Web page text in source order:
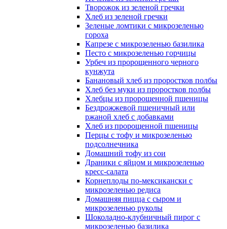
Творожок из зеленой гречки
Хлеб из зеленой гречки
Зеленые ломтики с микрозеленью
гороха
Капрезе с микрозеленью базилика
Песто с микрозеленью горчицы
Урбеч из пророщенного черного
кунжута
Банановый хлеб из проростков полбы
Хлеб без муки из проростков полбы
Хлебцы из пророщенной пшеницы
Бездрожжевой пшеничный или
ржаной хлеб с добавками
Хлеб из пророщенной пшеницы
Перцы с тофу и микрозеленью
подсолнечника
Домашний тофу из сои
Драники с яйцом и микрозеленью
кресс-салата
Корнеплоды по-мексикански с
микрозеленью редиса
Домашняя пицца с сыром и
микрозеленью руколы
Шоколадно-клубничный пирог с
микрозеленью базилика